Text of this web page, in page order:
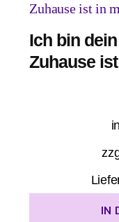
Ich bin
Zuhause
IN